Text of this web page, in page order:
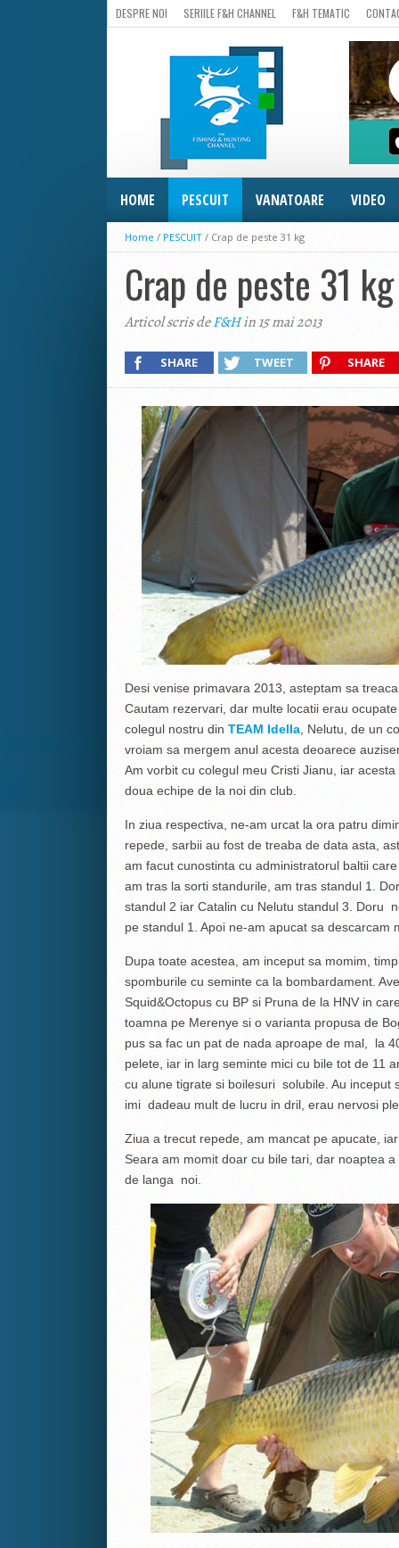
DESPRE NOI SERIILE F&H CHANNEL F&H TEMATIC
HOME PESCUIT VANATOARE VIDEO
Home / PESCUIT / Crap de peste 31 kg
Crap de peste 31 kg
Articol scris deF&Hin 15 mai 2013
SHARE TWEET SHARE
Desi venise primavara 2013, asteptam sa
Cautam rezervari, dar multe locatii erau
colegul nostru din TEAM Idella, Nelutu, de un
vroiam sa mergem anul acesta deoarece
Am vorbit cu colegul meu Cristi Jianu, iar
doua echipe de la noi din club.
In ziua respectiva, ne-am urcat la ora patru
repede, sarbii au fost de treaba de data asta,
am facut cunostinta cu administratorul baltii
am tras la sorti standurile, am tras standul 1.
standul 2 iar Catalin cu Nelutu standul 3. Doru
pe standul 1. Apoi ne-am apucat sa descarcam
Dupa toate acestea, am inceput sa momim,
spomburile cu seminte ca la bombardament.
Squid&Octopus cu BP si Pruna de la HNV in
toamna pe Merenye si o varianta propusa de
pus sa fac un pat de nada aproape de mal, la
pelete, iar in larg seminte mici cu bile tot de 11
cu alune tigrate si boilesuri solubile. Au inceput
imi dadeau mult de lucru in dril, erau nervosi
Ziua a trecut repede, am mancat pe apucate,
Seara am momit doar cu bile tari, dar noaptea
de langa noi.